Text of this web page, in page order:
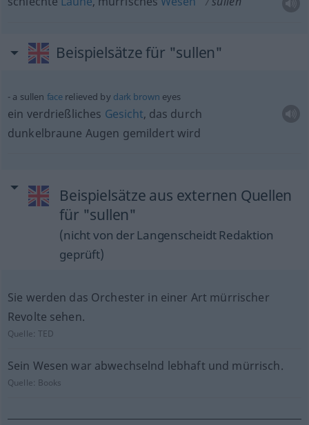
Beispielsätze für "sullen"
a sullen facerelieved by dark brown eyes
ein verdrießliches Gesicht, das durch
dunkelbraune Augen gemildert wird
Beispielsätze aus externen Quellen
für "sullen"
(nicht von der Langenscheidt Redaktion
geprüft)
Sie werden das Orchester in einer Art mürrischer
Revolte sehen.
Quelle:TED
Sein Wesen war abwechselnd lebhaft und mürrisch.
Quelle: Books